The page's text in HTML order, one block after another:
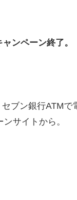
ンペーン終了。
ブン銀行ATMで
サイトから。